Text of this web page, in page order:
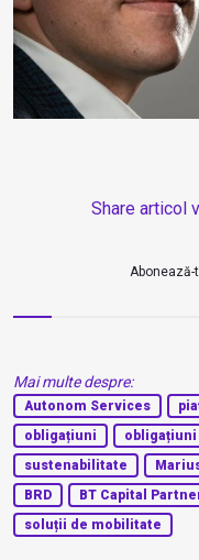
Share articol
Abonează-
Mai multe despre:
Autonom Services
obligațiuni
sustenabilitate
BRD
BT Capital
soluții de mobilitate